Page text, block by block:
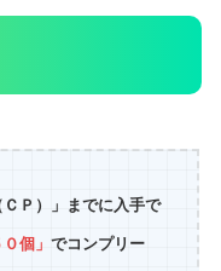
Ｐ）」までに入手で
個」 でコンプリー